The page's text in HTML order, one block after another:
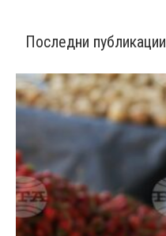
Последни публикации